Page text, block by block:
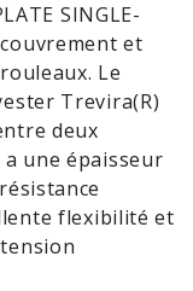
SINGLE-
et
Le
Trevira(R)
deux
a une épaisseur
flexibilité et